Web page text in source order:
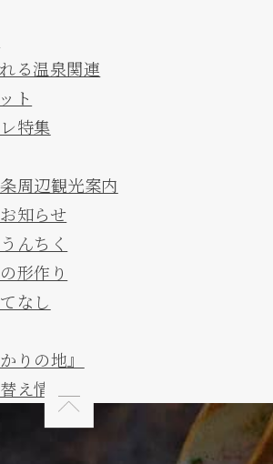
る温泉関連
ト
特集
周辺観光案内
知らせ
んちく
形作り
なし
りの地』
え情報